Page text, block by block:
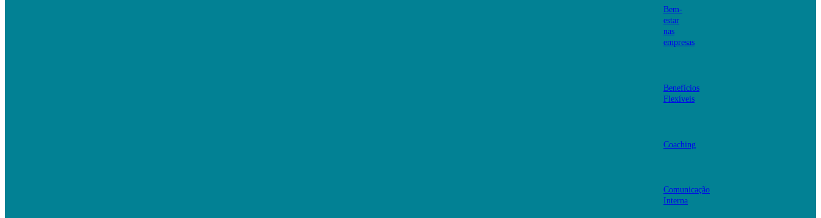
Bem-
estar
nas
empresas
Benefícios
Flexíveis
Coaching
Comunicação
Interna